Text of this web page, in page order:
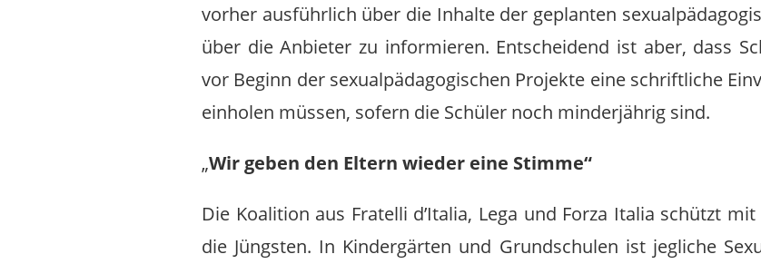
vorher ausführlich über die Inhalte der geplanten
über die Anbieter zu informieren. Entscheidend ist aber, dass
vor Beginn der sexualpädagogischen Projekte eine schriftliche
einholen müssen, sofern die Schüler noch minderjährig sind.
„Wir geben den Eltern wieder eine Stimme“
Die Koalition aus Fratelli d’Italia, Lega und Forza Italia schützt
die Jüngsten. In Kindergärten und Grundschulen ist jegliche